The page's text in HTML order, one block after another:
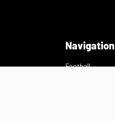
Navigation
Football